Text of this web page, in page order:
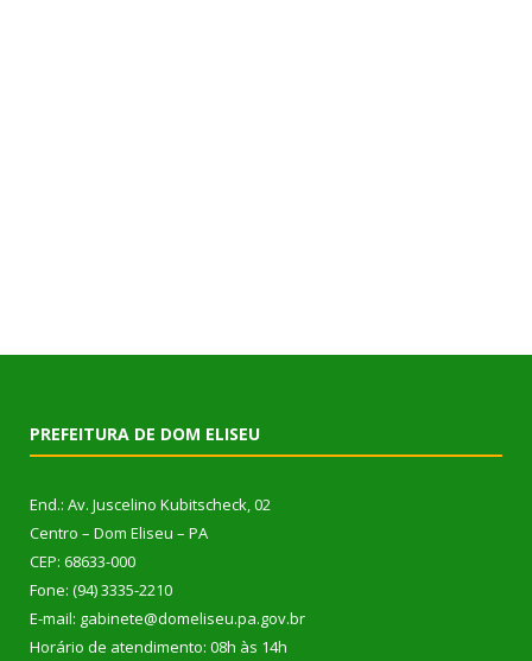
PREFEITURA DE DOM ELISEU
End.: Av. Juscelino Kubitscheck, 02
Centro – Dom Eliseu – PA
CEP: 68633-000
Fone: (94) 3335-2210
E-mail: gabinete@domeliseu.pa.gov.br
Horário de atendimento: 08h às 14h